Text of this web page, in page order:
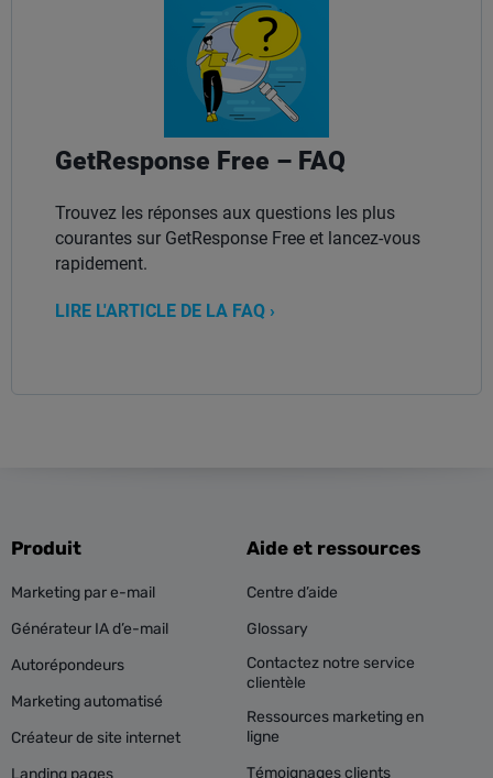
GetResponse Free – FAQ
Trouvez les réponses aux questions les plus
courantes sur GetResponse Free et lancez-vous
rapidement.
LIRE L'ARTICLE DE LA FAQ ›
Produit
Marketing par e-mail
Générateur IA d’e-mail
Autorépondeurs
Marketing automatisé
Créateur de site internet
Aide et ressources
Centre d’aide
Glossary
Contactez notre service
clientèle
Ressources marketing en
ligne
Témoignages clients